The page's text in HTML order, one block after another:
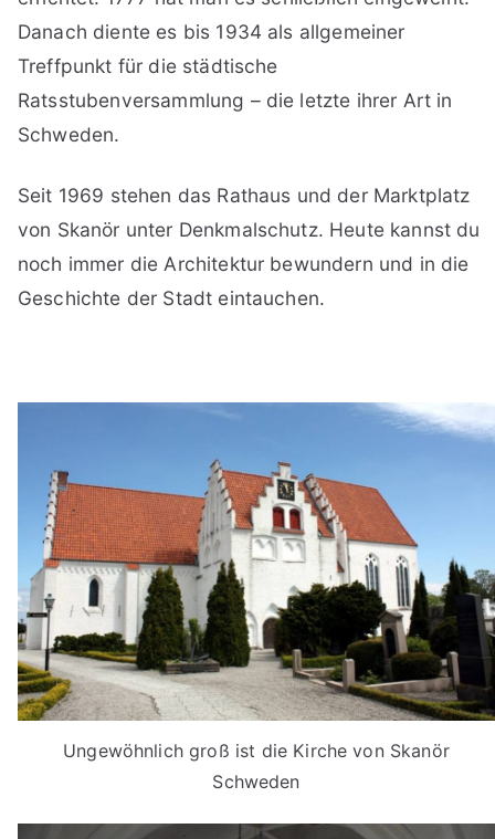
Danach diente es bis 1934 als allgemeiner
Treffpunkt für die städtische
Ratsstubenversammlung – die letzte ihrer Art in
Schweden.
Seit 1969 stehen das Rathaus und der Marktplatz
von Skanör unter Denkmalschutz. Heute kannst du
noch immer die Architektur bewundern und in die
Geschichte der Stadt eintauchen.
Ungewöhnlich groß ist die Kirche von Skanör
Schweden